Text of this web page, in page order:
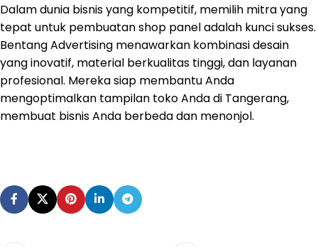
Dalam dunia bisnis yang kompetitif, memilih mitra yang
tepat untuk pembuatan shop panel adalah kunci sukses.
Bentang Advertising menawarkan kombinasi desain
yang inovatif, material berkualitas tinggi, dan layanan
profesional. Mereka siap membantu Anda
mengoptimalkan tampilan toko Anda di Tangerang,
membuat bisnis Anda berbeda dan menonjol.